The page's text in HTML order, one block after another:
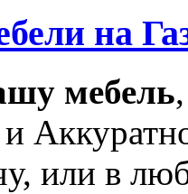
на
мебель
или в